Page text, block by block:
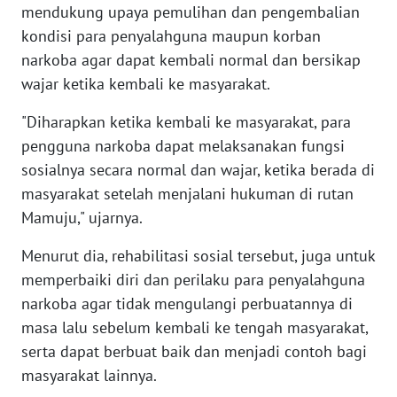
mendukung upaya pemulihan dan pengembalian
kondisi para penyalahguna maupun korban
narkoba agar dapat kembali normal dan bersikap
wajar ketika kembali ke masyarakat.
"Diharapkan ketika kembali ke masyarakat, para
pengguna narkoba dapat melaksanakan fungsi
sosialnya secara normal dan wajar, ketika berada di
masyarakat setelah menjalani hukuman di rutan
Mamuju," ujarnya.
Menurut dia, rehabilitasi sosial tersebut, juga untuk
memperbaiki diri dan perilaku para penyalahguna
narkoba agar tidak mengulangi perbuatannya di
masa lalu sebelum kembali ke tengah masyarakat,
serta dapat berbuat baik dan menjadi contoh bagi
masyarakat lainnya.
WN
BANTEN
NTT
WN
PAPUA
WN
BARAT
WN